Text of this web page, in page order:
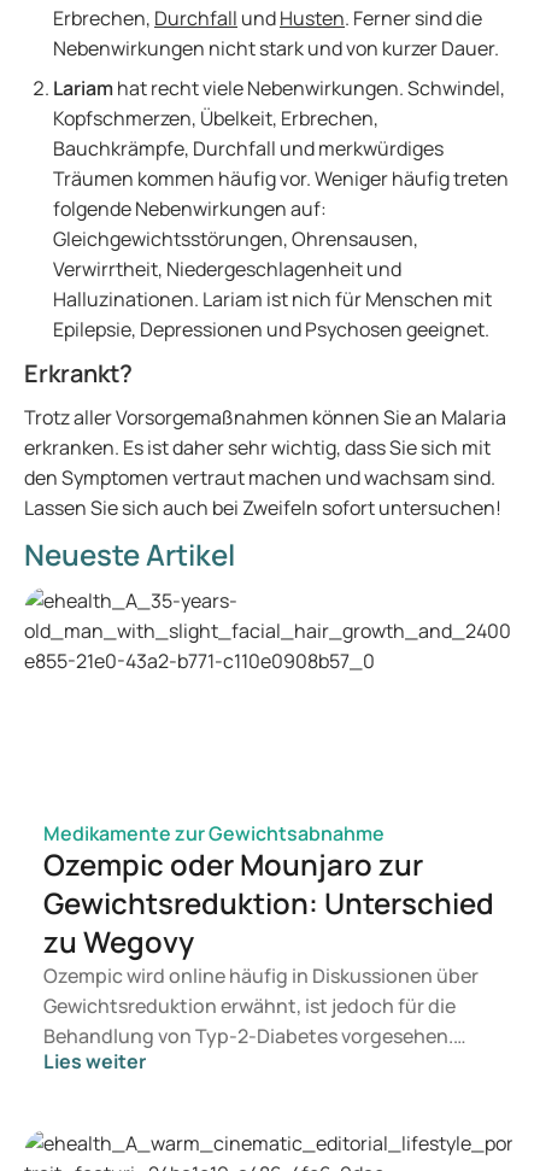
Erbrechen, Durchfall undHusten. Ferner sind die
Nebenwirkungen nicht stark und von kurzer Dauer.
Lariamhat recht viele Nebenwirkungen. Schwindel,
Kopfschmerzen, Übelkeit, Erbrechen,
Bauchkrämpfe, Durchfall und merkwürdiges
Träumen kommen häufig vor. Weniger häufig treten
folgende Nebenwirkungen auf:
Gleichgewichtsstörungen, Ohrensausen,
Verwirrtheit, Niedergeschlagenheit und
Halluzinationen. Lariam ist nich für Menschen mit
Epilepsie, Depressionen und Psychosen geeignet.
Erkrankt?
Trotz aller Vorsorgemaßnahmen können Sie an Malaria
erkranken. Es ist daher sehr wichtig, dass Sie sich mit
den Symptomen vertraut machen und wachsam sind.
Lassen Sie sich auch bei Zweifeln sofort untersuchen!
Neueste Artikel
Medikamente zur Gewichtsabnahme
Ozempic oder Mounjaro zur
Gewichtsreduktion: Unterschied
zu Wegovy
Ozempic wird online häufig in Diskussionen über
Gewichtsreduktion erwähnt, ist jedoch für die
Behandlung von Typ-2-Diabetes vorgesehen.
Suchen Sie eine Therapie zur Gewichtskontrolle,
geeignet ist, entscheidet ein Arzt auf Basis Ihrer
Lies weiter